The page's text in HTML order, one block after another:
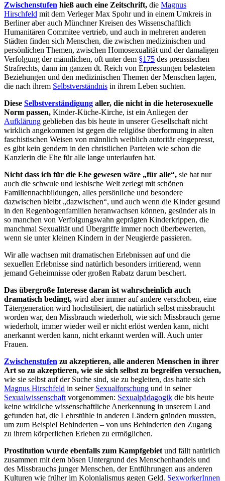
Zwischenstufen hieß auch eine Zeitschrift, die Magnus
Hirschfeld mit dem Verleger Max Spohr und in einem Umkreis in
Berliner aber auch Münchner Kreisen des Wissenschaftlich
Humanitären Commitee vertrieb, und auch in mehreren anderen
Städten finden sich Menschen, die zwischen medizinischen und
persönlichen Themen, zwischen Homosexualität und der damaligen
Verfolgung der männlichen, oft unter dem §175 des preussischen
Strafrechts, dann im ganzen dt. Reich von Erpressungen belasteten
Beziehungen und den medizinischen Themen der Menschen lagen,
die nach ihrem Selbstverständnis in ihrem Leben suchten.
Diese Selbstverständigung aller, die nicht in die heterosexuelle
Norm passen, Kinder-Küche-Kirche, ist ein Anliegen der
Aufklärung geblieben das bis heute in unserer Gesellschaft nicht
wirklich angekommen ist gegen die religiöse überformung in alten
faschistischen Weisen von männlich weiblich autoritär eingepresst,
es gibt kein gendern in den christlichen Parteien wie schon die
Kanzlerin die Ehe für alle lange unterlaufen hat.
Nicht dass ich für die Ehe gewesen wäre „für alle“, sie hat nur
auch die schwule und lesbische Welt zerlegt mit schönen
Familiennachbildungen, alles persönliche und besondere
dazwischen bleibt „dazwischen“, und auch wenn die Kinder gesund
in den Regenbogenfamilien heranwachsen können, gesünder als in
so manchen von Verfolgungswahn geprägten Kinderkrippen, die
manchmal Sexualität und Übergriffe immer noch überbewerten,
wenn sie unter kleinen Kindern in der Neugierde passieren.
Wir alle wachsen mit dramatischen Erlebnissen auf und die
sexuellen Erlebnisse sind natürlich besonders irritierend, wenn
jemand Geheimnisse oder großen Rabatz darum beschert.
Das übergroße Interesse daran ist wahrscheinlich auch
dramatisch bedingt, wird aber immer auf andere verschoben, eine
Tätergeneration wird hochstilisiert, die natürlich selbst missbraucht
worden war, den Missbrauch wiederholt, wie sich Missbrauch gerne
wiederholt, immer wieder weil er nicht erlöst werden kann, nicht
anerkannt werden kann, nicht erkannt werden will. Auch unter
Frauen.
Zwischenstufen zu akzeptieren, alle anderen Menschen in ihrer
Art so zu akzeptieren, wie sie sich selbst zu begreifen versuchen,
wie sie selbst auf der Suche sind, sie zu begleiten, das hatte sich
Magnus Hirschfeld in seiner Sexualforschung und in seiner
Sexualwissenschaft vorgenommen: Sexualpädagogik die bis heute
keine wirkliche wissenschaftliche Anerkennung in unserem Land
gefunden hat, die Lehrstühle in anderen Ländern gründen mussten,
um zum Beispiel Behinderten – von uns Behinderten den Zugang
zu ihrem körperlichen Erleben zu ermöglichen.
Prostitution wurde ebenfalls zum Kampfgebiet und fällt natürlich
zusammen mit dem bösen Untergrund des Menschenhandels und
des Missbrauchs junger Menschen, der Entführungen aus anderen
Kulturen wie früher im Kolonialismus gegen Geld. SexworkerInnen